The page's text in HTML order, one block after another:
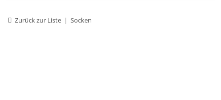
Zurück zur Liste Socken